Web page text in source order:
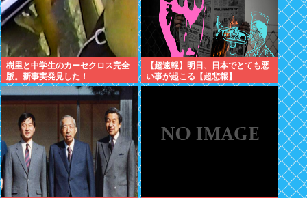
樹里と中学生のカーセクロス完全
版。新事実発見した！
【超速報】明日、日本でとても悪
い事が起こる【超悲報】